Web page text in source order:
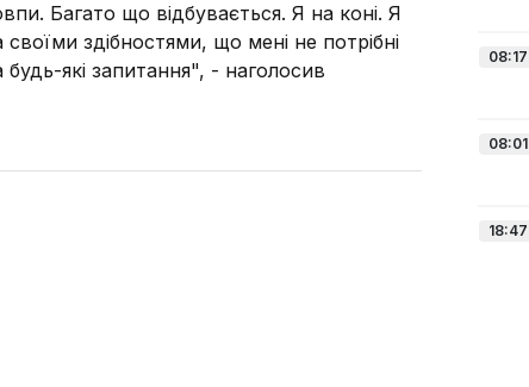
Багато що відбувається. Я на коні. Я
здібностями, що мені не потрібні
які запитання", - наголосив
08:17
08:01
18:47